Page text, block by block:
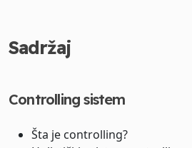
Sadržaj
Controlling sistem
Šta je controlling?